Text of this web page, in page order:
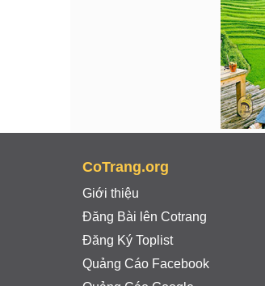
CoTrang.org
Giới thiệu
Đăng Bài lên Cotrang
Đăng Ký Toplist
Quảng Cáo Facebook